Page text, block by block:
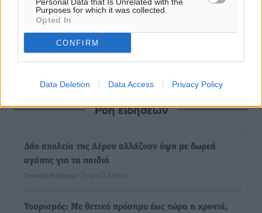
Purposes for which it was collected.
Opted In
CONFIRM
Data Deletion Data Access Privacy Policy
Ροή ειδήσεων
Δύο σχολεία της Λέρου αλλάζουν όψη με δωρεά
αγάπης για τα παιδιά
Τοπικές Ειδήσεις πριν 7 λεπτά
Τουρισμός: Με θετικό πρόσημο έως τώρα η χρονιά,